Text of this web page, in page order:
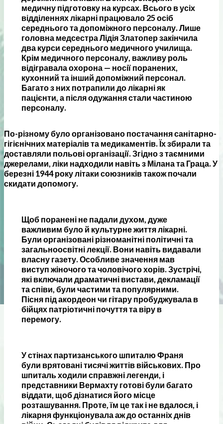
медичну підготовку на курсах. Всього в усіх
відділеннях лікарні працювало 25 осіб
середнього та допоміжного персоналу. Лише
головна медсестра Лідія Златопер закінчила
два курси середнього медичного училища.
Крім медичного персоналу, важливу роль
відігравала охорона — носії поранених,
кухонний та інший допоміжний персонал.
Багато з них потрапили до лікарні як
пацієнти, а після одужання стали частиною
персоналу.
По-різному було організовано постачання санітарно-
гігієнічних матеріалів та медикаментів. Їх збирали та
доставляли польові організації. Згідно з таємними
джерелами, ліки надходили навіть з Мілана та Граца. У
березні 1944 року літаки союзників також почали
скидати допомогу.
Щоб поранені не падали духом, дуже
важливим було й культурне життя лікарні.
Були організовані різноманітні політичні та
загальноосвітні лекції. Вони навіть видавали
власну газету. Особливе значення мав
виступ жіночого та чоловічого хорів. Зустрічі,
які включали драматичні вистави, декламації
та співи, були частими та популярними.
Пісня під акордеон чи гітару пробуджувала в
бійцях патріотичні почуття та віру в
перемогу.
У стінах партизанського шпиталю Франя
були врятовані тисячі життів військових. Про
шпиталь ходили справжні легенди, і
представники Вермахту готові були багато
віддати, щоб дізнатися його місце
розташування. Проте, їм це так і не вдалося, і
лікарня функціонувала аж до останніх днів